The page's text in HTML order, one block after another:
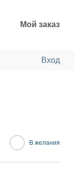
Мой заказ
Вход
В желания